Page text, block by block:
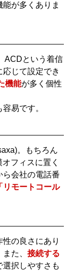
が多くありま
ACDという着信
じて設定でき
機能が多く個性
易です。
。もちろん
フィスに置く
ら会社の電話番
リモートコール
の良さにあり
た、 接続する
選択しやすさも